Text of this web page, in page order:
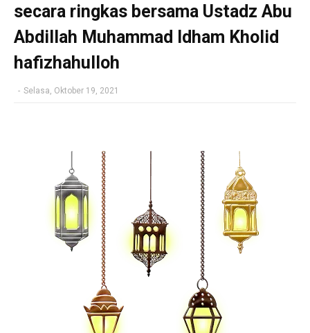
secara ringkas bersama Ustadz Abu
Abdillah Muhammad Idham Kholid
hafizhahulloh
- Selasa, Oktober 19, 2021